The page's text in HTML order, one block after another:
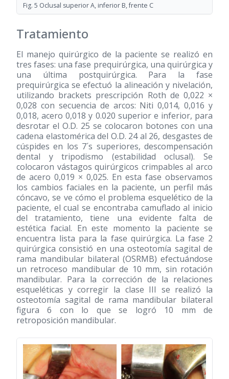
Fig. 5 Oclusal superior A, inferior B, frente C
Tratamiento
El manejo quirúrgico de la paciente se realizó en
tres fases: una fase prequirúrgica, una quirúrgica y
una última postquirúrgica. Para la fase
prequirúrgica se efectuó la alineación y nivelación,
utilizando brackets prescripción Roth de 0,022 ×
0,028 con secuencia de arcos: Niti 0,014, 0,016 y
0,018, acero 0,018 y 0.020 superior e inferior, para
desrotar el O.D. 25 se colocaron botones con una
cadena elastomérica del O.D. 24 al 26, desgastes de
cúspides en los 7´s superiores, descompensación
dental y tripodismo (estabilidad oclusal). Se
colocaron vástagos quirúrgicos crimpables al arco
de acero 0,019 × 0,025. En esta fase observamos
los cambios faciales en la paciente, un perfil más
cóncavo, se ve cómo el problema esquelético de la
paciente, el cual se encontraba camuflado al inicio
del tratamiento, tiene una evidente falta de
estética facial. En este momento la paciente se
encuentra lista para la fase quirúrgica. La fase 2
quirúrgica consistió en una osteotomía sagital de
rama mandibular bilateral (OSRMB) efectuándose
un retroceso mandibular de 10 mm, sin rotación
mandibular. Para la corrección de la relaciones
esqueléticas y corregir la clase III se realizó la
osteotomía sagital de rama mandibular bilateral
figura 6 con lo que se logró 10 mm de
retroposición mandibular.